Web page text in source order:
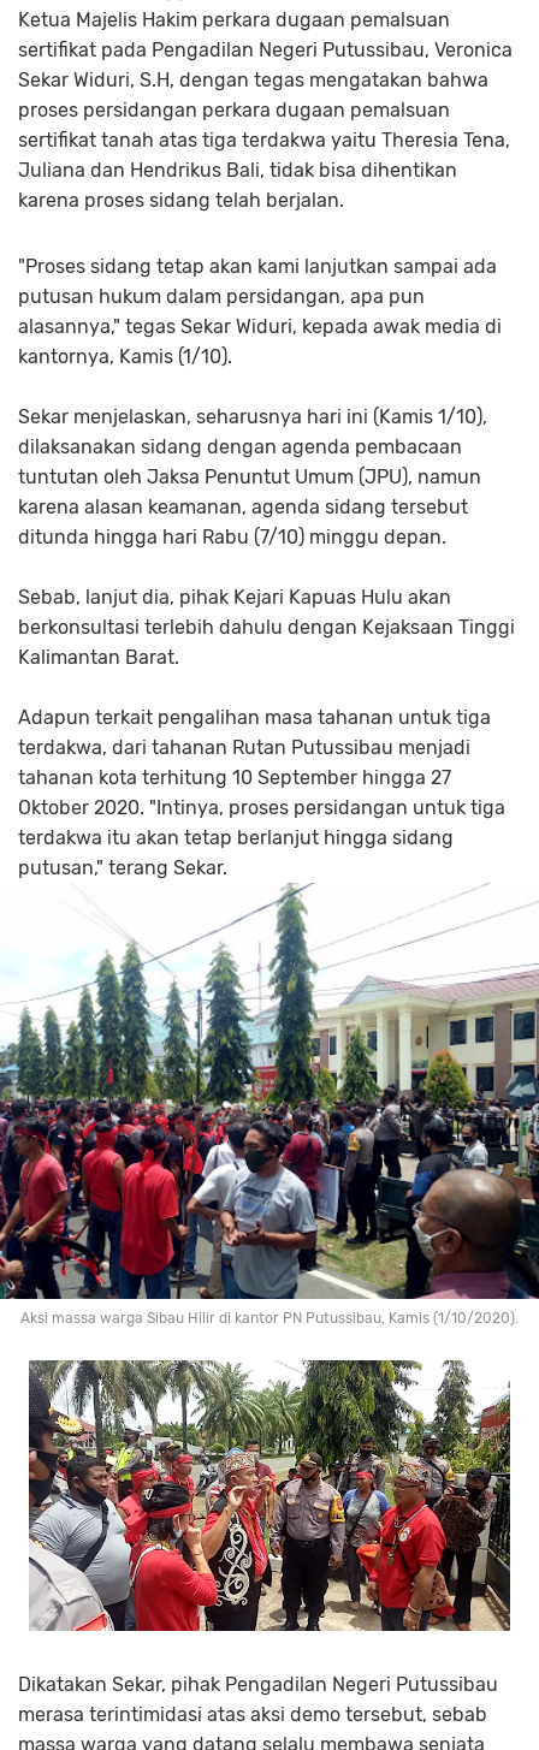
Ketua Majelis Hakim perkara dugaan pemalsuan
sertifikat pada Pengadilan Negeri Putussibau, Veronica
Sekar Widuri, S.H, dengan tegas mengatakan bahwa
proses persidangan perkara dugaan pemalsuan
sertifikat tanah atas tiga terdakwa yaitu Theresia Tena,
Juliana dan Hendrikus Bali, tidak bisa dihentikan
karena proses sidang telah berjalan.
"Proses sidang tetap akan kami lanjutkan sampai ada
putusan hukum dalam persidangan, apa pun
alasannya," tegas Sekar Widuri, kepada awak media di
kantornya, Kamis (1/10).
Sekar menjelaskan, seharusnya hari ini (Kamis 1/10),
dilaksanakan sidang dengan agenda pembacaan
tuntutan oleh Jaksa Penuntut Umum (JPU), namun
karena alasan keamanan, agenda sidang tersebut
ditunda hingga hari Rabu (7/10) minggu depan.
Sebab, lanjut dia, pihak Kejari Kapuas Hulu akan
berkonsultasi terlebih dahulu dengan Kejaksaan Tinggi
Kalimantan Barat.
Adapun terkait pengalihan masa tahanan untuk tiga
terdakwa, dari tahanan Rutan Putussibau menjadi
tahanan kota terhitung 10 September hingga 27
Oktober 2020. "Intinya, proses persidangan untuk tiga
terdakwa itu akan tetap berlanjut hingga sidang
putusan," terang Sekar.
Aksi massa warga Sibau Hilir di kantor PN Putussibau, Kamis (1/10/2020).
Dikatakan Sekar, pihak Pengadilan Negeri Putussibau
merasa terintimidasi atas aksi demo tersebut, sebab
massa warga yang datang selalu membawa senjata